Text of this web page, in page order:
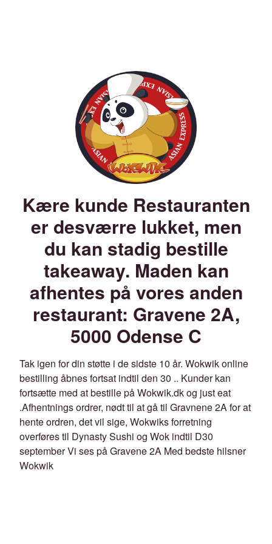
Kære kunde Restauranten
er desværre lukket, men
du kan stadig bestille
takeaway. Maden kan
afhentes på vores anden
restaurant: Gravene 2A,
5000 Odense C
Tak igen for din støtte i de sidste 10 år. Wokwik online
bestilling åbnes fortsat indtil den 30 .. Kunder kan
fortsætte med at bestille på Wokwik.dk og just eat
.Afhentnings ordrer, nødt til at gå til Gravnene 2A for at
hente ordren, det vil sige, Wokwiks forretning
overføres til Dynasty Sushi og Wok indtil D30
september Vi ses på Gravene 2A Med bedste hilsner
Wokwik